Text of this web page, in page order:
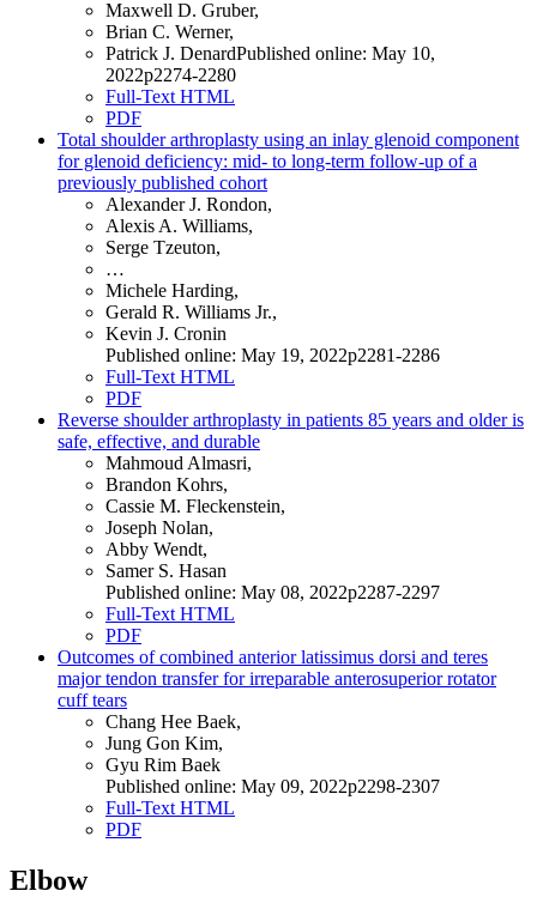
Maxwell D. Gruber,
Brian C. Werner,
Patrick J. DenardPublished online: May 10,
2022p2274-2280
Full-Text HTML
PDF
Total shoulder arthroplasty using an inlay glenoid component
for glenoid deficiency: mid- to long-term follow-up of a
previously published cohort
Alexander J. Rondon,
Alexis A. Williams,
Serge Tzeuton,
…
Michele Harding,
Gerald R. Williams Jr.,
Kevin J. Cronin
Published online: May 19, 2022p2281-2286
Full-Text HTML
PDF
Reverse shoulder arthroplasty in patients 85 years and older is
safe, effective, and durable
Mahmoud Almasri,
Brandon Kohrs,
Cassie M. Fleckenstein,
Joseph Nolan,
Abby Wendt,
Samer S. Hasan
Published online: May 08, 2022p2287-2297
Full-Text HTML
PDF
Outcomes of combined anterior latissimus dorsi and teres
major tendon transfer for irreparable anterosuperior rotator
cuff tears
Chang Hee Baek,
Jung Gon Kim,
Gyu Rim Baek
Published online: May 09, 2022p2298-2307
Full-Text HTML
PDF
Elbow